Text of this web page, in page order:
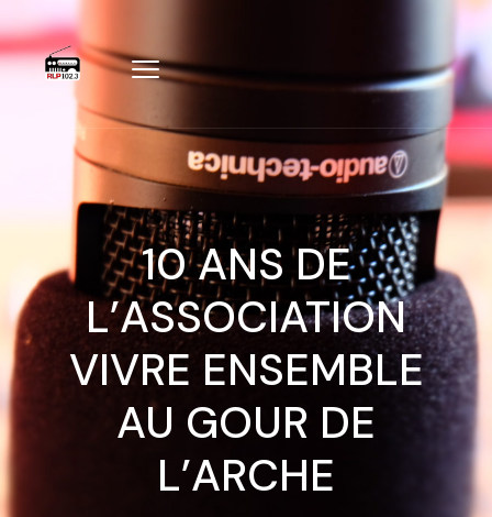
10 ANS DE
L’ASSOCIATION
VIVRE ENSEMBLE
AU GOUR DE
L’ARCHE